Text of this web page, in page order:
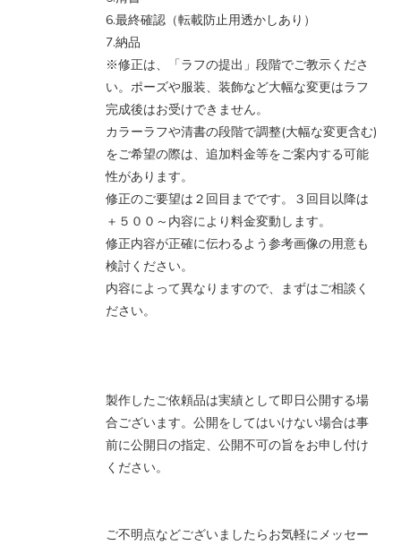
6.最終確認（転載防止用透かしあり）
7.納品
※修正は、「ラフの提出」段階でご教示くださ
い。ポーズや服装、装飾など大幅な変更はラフ
完成後はお受けできません。
カラーラフや清書の段階で調整(大幅な変更含む)
をご希望の際は、追加料金等をご案内する可能
性があります。
修正のご要望は２回目までです。３回目以降は
＋５００～内容により料金変動します。
修正内容が正確に伝わるよう参考画像の用意も
検討ください。
内容によって異なりますので、まずはご相談く
ださい。
製作したご依頼品は実績として即日公開する場
合ございます。公開をしてはいけない場合は事
前に公開日の指定、公開不可の旨をお申し付け
ください。
ご不明点などございましたらお気軽にメッセー